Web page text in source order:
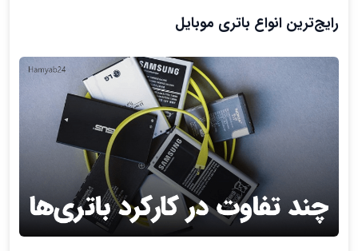
رایج‌ترین انواع باتری موبایل